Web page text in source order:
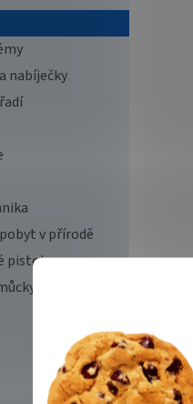
nabíječky
v přírodě
pistole